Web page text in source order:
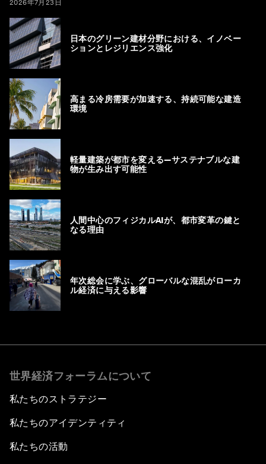
2026年7月23日
日本のグリーン建材分野における、イノベー
ションとレジリエンス強化
高まる冷房需要が加速する、持続可能な建造
環境
軽量建築が都市を変える―サステナブルな建
物が生み出す可能性
人間中心のフィジカルAIが、都市変革の鍵と
なる理由
年次総会に学ぶ、グローバルな混乱がローカ
ル経済に与える影響
世界経済フォーラムについて
私たちのストラテジー
私たちのアイデンティティ
私たちの活動